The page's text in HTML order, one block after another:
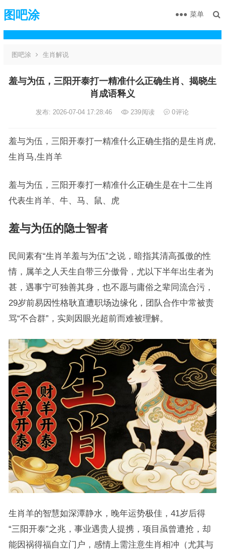
图吧涂 菜单
图吧涂 生肖解说
羞与为伍，三阳开泰打一精准什么正确生肖、揭晓生
肖成语释义
发布: 2026-07-04 17:28:46 239阅读 0评论
羞与为伍，三阳开泰打一精准什么正确生指的是生肖虎,
生肖马,生肖羊
羞与为伍，三阳开泰打一精准什么正确生是在十二生肖
代表生肖羊、牛、马、鼠、虎
羞与为伍的隐士智者
民间素有“生肖羊羞与为伍”之说，暗指其清高孤傲的性
情，属羊之人天生自带三分傲骨，尤以下半年出生者为
甚，遇事宁可独善其身，也不愿与庸俗之辈同流合污，
29岁前易因性格耿直遭职场边缘化，团队合作中常被责
骂“不合群”，实则因眼光超前而难被理解。
生肖羊的智慧如深潭静水，晚年运势极佳，41岁后得
“三阳开泰”之兆，事业遇贵人提携，项目虽曾遭抢，却
能因祸得福自立门户，感情上需注意生肖相冲（尤其与